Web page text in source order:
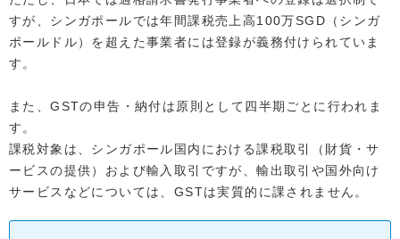
すが、シンガポールでは年間課税売上高100万SGD（シンガ
ポールドル）を超えた事業者には登録が義務付けられていま
す。
また、GSTの申告・納付は原則として四半期ごとに行われま
す。
課税対象は、シンガポール国内における課税取引（財貨・サ
ービスの提供）および輸入取引ですが、輸出取引や国外向け
サービスなどについては、GSTは実質的に課されません。